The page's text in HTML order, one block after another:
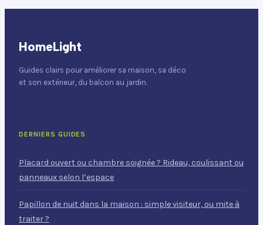
longue durée
HomeLight
Guides clairs pour améliorer sa maison, sa déco
et son extérieur, du balcon au jardin.
DERNIERS GUIDES
Placard ouvert ou chambre soignée ? Rideau, coulissant ou
panneaux selon l’espace
Papillon de nuit dans la maison : simple visiteur, ou mite à
traiter ?